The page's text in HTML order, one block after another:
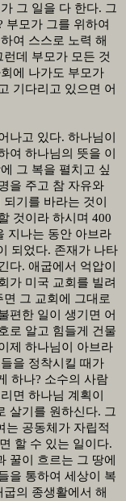
그 일을 다 한다. 그
부모가 그를 위하여
여 스스로 노력 해
런데 부모가 모든 것
에 나가도 부모가
기다리고 있으면 어
나고 있다. 하나님이
여 하나님의 뜻을 이
그 복을 펼치고 싶
을 주고 참 자유와
기를 바라는 것이
것이라 하시며 400
지나는 동안 아브라
되었다. 존재가 나타
다. 애굽에서 억압이
가 미국 교회를 빌려
면 그 교회에 그대로
편한 일이 생기면 어
로 알고 힘들게 건물
제 하나님이 아브라
을 정착시킬 때가
하나? 소수의 사람
면 하나님 계획이
살기를 원하신다. 그
는 공동체가 자립적
할 수 있는 일이다.
꿀이 흐르는 그 땅에
을 통하여 세상이 복
의 종생활에서 해